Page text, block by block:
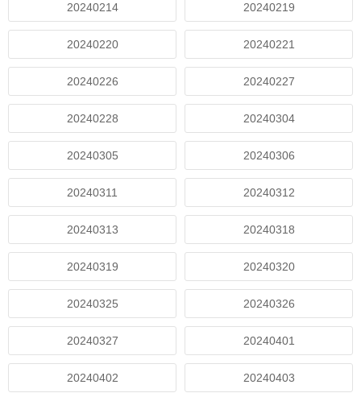
20240214 20240219
20240220 20240221
20240226 20240227
20240228 20240304
20240305 20240306
20240311 20240312
20240313 20240318
20240319 20240320
20240325 20240326
20240327 20240401
20240402 20240403